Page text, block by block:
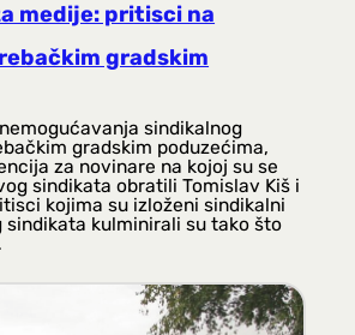
medije: pritisci na
gradskim
sindikalnog
gradskim poduzećima,
za novinare na kojoj su se
sindikata obratili Tomislav Kiš i
kojima su izloženi sindikalni
sindikata kulminirali su tako što